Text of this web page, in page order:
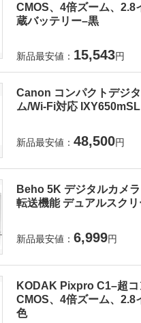
CMOS、4倍ズーム、2.8
蔵バッテリー–黒
新品最安値： 15,543円
Canon コンパクトデジ
ム/Wi-Fi対応 IXY650mSL
新品最安値： 48,500円
Beho 5K デジタルカメ
転送機能 デュアルスク
新品最安値： 6,999円
KODAK Pixpro C1–超コ
CMOS、4倍ズーム、
色